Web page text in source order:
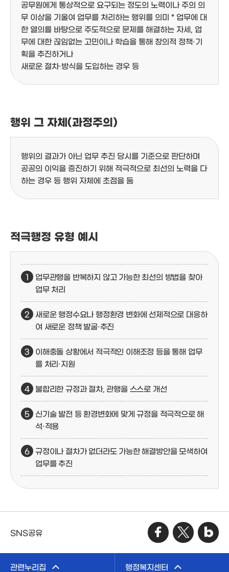
공무원에게 통상적으로 요구되는 정도의 노력이나 주의 의
무 이상을 기울여 업무를 처리하는 행위를 의미 * 업무에 대
한 열의를 바탕으로 주도적으로 문제를 해결하는 자세, 업
무에 대한 끊임없는 고민이나 학습을 통해 창의적 정책·기
획을 추진하거나
새로운 절차·방식을 도입하는 경우 등
행위 그 자체(과정주의)
행위의 결과가 아닌 업무 추진 당시를 기준으로 판단하며
공공의 이익을 증진하기 위해 적극적으로 최선의 노력을 다
하는 경우 등 행위 자체에 초점을 둠
적극행정 유형 예시
업무관행을 반복하지 않고 가능한 최선의 방법을 찾아
업무 처리
새로운 행정수요나 행정환경 변화에 선제적으로 대응하
여 새로운 정책 발굴·추진
이해충돌 상황에서 적극적인 이해조정 등을 통해 업무
를 처리·지원
불합리한 규정과 절차, 관행을 스스로 개선
신기술 발전 등 환경변화에 맞게 규정을 적극적으로 해
석·적용
규정이나 절차가 없더라도 가능한 해결방안을 모색하여
업무를 추진
SNS공유
관련누리집 행정복지센터